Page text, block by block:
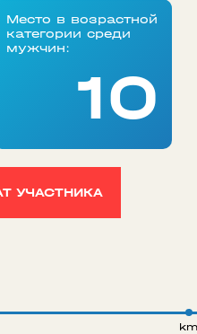
Место в возрастной
категории среди
мужчин:
10
УЧАСТНИКА
km